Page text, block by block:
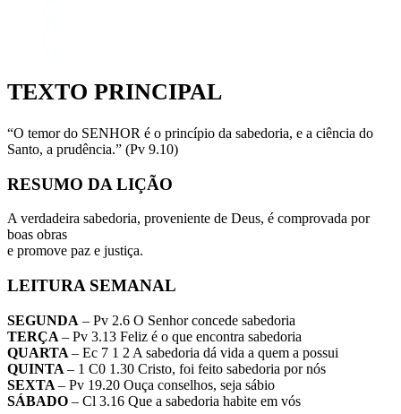
TEXTO PRINCIPAL
“O temor do SENHOR é o princípio da sabedoria, e a ciência do
Santo, a prudência.” (Pv 9.10)
RESUMO DA LIÇÃO
A verdadeira sabedoria, proveniente de Deus, é comprovada por
boas obras
e promove paz e justiça.
LEITURA SEMANAL
SEGUNDA – Pv 2.6 O Senhor concede sabedoria
TERÇA – Pv 3.13 Feliz é o que encontra sabedoria
QUARTA – Ec 7 1 2 A sabedoria dá vida a quem a possui
QUINTA – 1 C0 1.30 Cristo, foi feito sabedoria por nós
SEXTA – Pv 19.20 Ouça conselhos, seja sábio
SÁBADO – Cl 3.16 Que a sabedoria habite em vós